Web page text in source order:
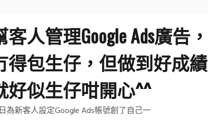
客人管理Google Ads廣告，
得包生仔，但做到好成績
好似生仔咁開心^^
為新客人設定Google Ads帳號創了自己一